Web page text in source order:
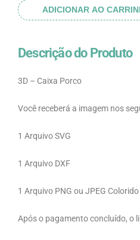
ADICIONAR AO
Descrição do Produto
3D – Caixa Porco
Você receberá a imagem nos
1 Arquivo SVG
1 Arquivo DXF
1 Arquivo PNG ou JPEG
Após o pagamento concluído, o